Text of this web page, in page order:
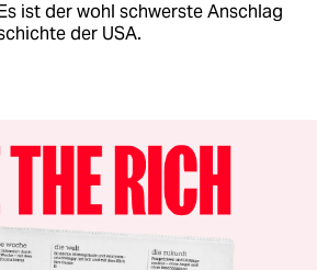
ist der wohl schwerste Anschlag
der USA.